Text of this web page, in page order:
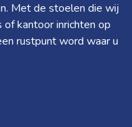
Met de stoelen die wij
kantoor inrichten op
rustpunt word waar u